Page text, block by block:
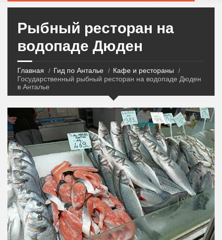
Рыбный ресторан на
водопаде Дюден
Главная Гид по Анталье
Кафе и рестораны
Государственный рыбный ресторан на водопаде Дюден
в Анталье